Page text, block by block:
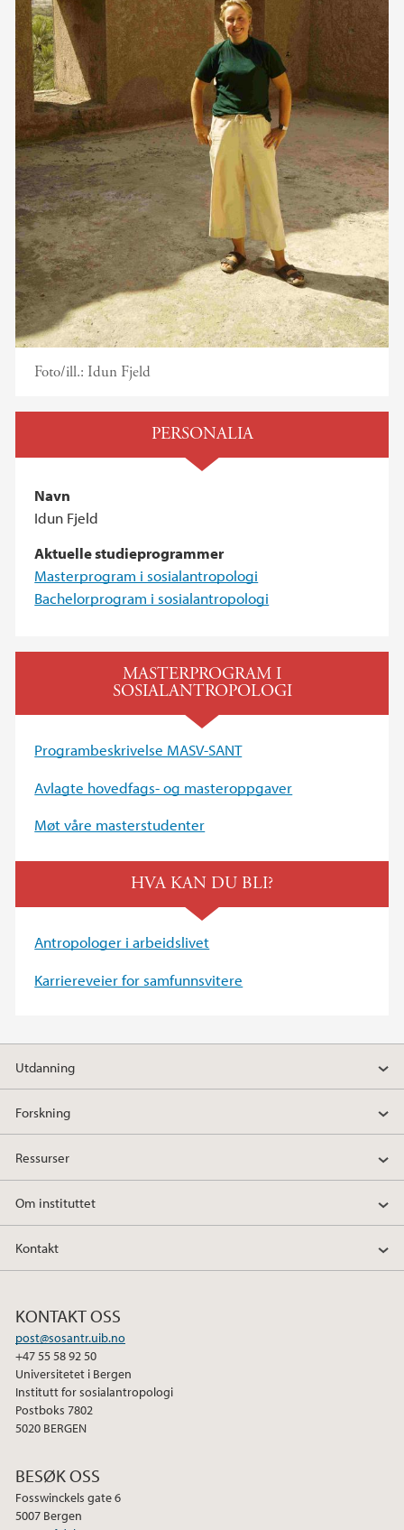
Foto/ill.: Idun Fjeld
PERSONALIA
Navn
Idun Fjeld
Aktuelle studieprogrammer
Masterprogram i sosialantropologi
Bachelorprogram i sosialantropologi
MASTERPROGRAM I
SOSIALANTROPOLOGI
Programbeskrivelse MASV-SANT
Avlagte hovedfags- og masteroppgaver
Møt våre masterstudenter
HVA KAN DU BLI?
Antropologer i arbeidslivet
Karriereveier for samfunnsvitere
Utdanning
Forskning
Ressurser
Om instituttet
Kontakt
KONTAKT OSS
post@sosantr.uib.no
+47 55 58 92 50
Universitetet i Bergen
Institutt for sosialantropologi
Postboks 7802
5020 BERGEN
BESØK OSS
Fosswinckels gate 6
5007 Bergen